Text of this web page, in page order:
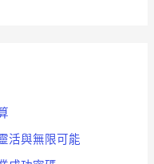
活與無限可能